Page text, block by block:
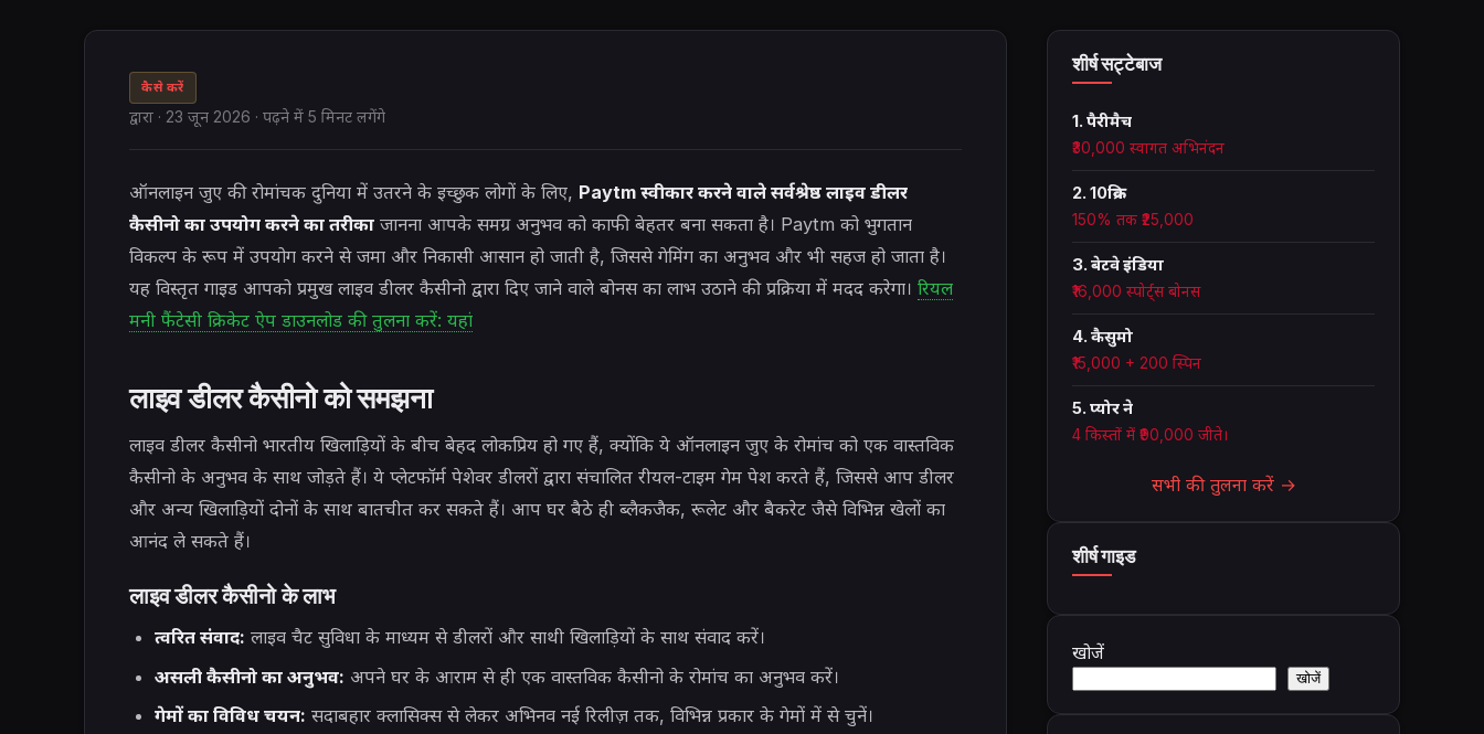
कैसे करें
द्वारा · 23 जून 2026 · पढ़ने में 5 मिनट लगेंगे
ऑनलाइन जुए की रोमांचक दुनिया में उतरने के इच्छुक लोगों के लिए, Paytm स्वीकार करने वाले सर्वश्रेष्ठ लाइव डीलर
कैसीनो का उपयोग करने का तरीका जानना आपके समग्र अनुभव को काफी बेहतर बना सकता है। Paytm को भुगतान
विकल्प के रूप में उपयोग करने से जमा और निकासी आसान हो जाती है, जिससे गेमिंग का अनुभव और भी सहज हो जाता है।
यह विस्तृत गाइड आपको प्रमुख लाइव डीलर कैसीनो द्वारा दिए जाने वाले बोनस का लाभ उठाने की प्रक्रिया में मदद करेगा। रियल
मनी फैंटेसी क्रिकेट ऐप डाउनलोड की तुलना करें: यहां
लाइव डीलर कैसीनो को समझना
लाइव डीलर कैसीनो भारतीय खिलाड़ियों के बीच बेहद लोकप्रिय हो गए हैं, क्योंकि ये ऑनलाइन जुए के रोमांच को एक वास्तविक
कैसीनो के अनुभव के साथ जोड़ते हैं। ये प्लेटफॉर्म पेशेवर डीलरों द्वारा संचालित रीयल-टाइम गेम पेश करते हैं, जिससे आप डीलर
और अन्य खिलाड़ियों दोनों के साथ बातचीत कर सकते हैं। आप घर बैठे ही ब्लैकजैक, रूलेट और बैकरेट जैसे विभिन्न खेलों का
आनंद ले सकते हैं।
लाइव डीलर कैसीनो के लाभ
त्वरित संवाद: लाइव चैट सुविधा के माध्यम से डीलरों और साथी खिलाड़ियों के साथ संवाद करें।
असली कैसीनो का अनुभव: अपने घर के आराम से ही एक वास्तविक कैसीनो के रोमांच का अनुभव करें।
गेमों का विविध चयन: सदाबहार क्लासिक्स से लेकर अभिनव नई रिलीज़ तक, विभिन्न प्रकार के गेमों में से चुनें।
शीर्ष सट्टेबाज
1. पैरीमैच
₹30,000 स्वागत अभिनंदन
2. 10क्रिक
150% तक ₹25,000
3. बेटवे इंडिया
₹16,000 स्पोर्ट्स बोनस
4. कैसुमो
₹15,000 + 200 स्पिन
5. प्योर ने
4 किस्तों में ₹90,000 जीते।
सभी की तुलना करें →
शीर्ष गाइड
खोजें
खोजें